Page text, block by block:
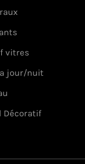
vitres
jour/nuit
Décoratif